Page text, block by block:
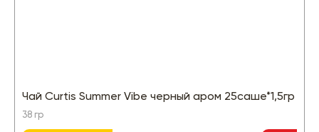
Чай Curtis Summer Vibe черный аром 25саше*1,5гр
38 гр